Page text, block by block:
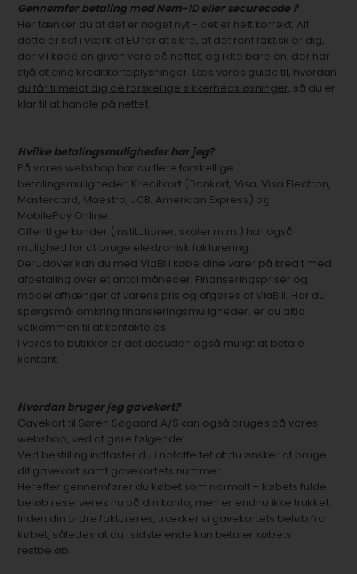
Gennemfør betaling med Nem-ID eller securecode ?
Her tænker du at det er noget nyt - det er helt korrekt. Alt
dette er sat i værk af EU for at sikre, at det rent faktisk er dig,
der vil købe en given vare på nettet, og ikke bare én, der har
stjålet dine kreditkortoplysninger. Læs vores guide til, hvordan
du får tilmeldt dig de forskellige sikkerhedsløsninger, så du er
klar til at handle på nettet.
Hvilke betalingsmuligheder har jeg?
På vores webshop har du flere forskellige
betalingsmuligheder: Kreditkort (Dankort, Visa, Visa Electron,
Mastercard, Maestro, JCB, American Express) og
MobilePay Online.
Offentlige kunder (institutioner, skoler m.m.) har også
mulighed for at bruge elektronisk fakturering.
Derudover kan du med ViaBill købe dine varer på kredit med
afbetaling over et antal måneder. Finanseringspriser og
model afhænger af varens pris og afgøres af ViaBill. Har du
spørgsmål omkring finansieringsmuligheder, er du altid
velkommen til at kontakte os.
I vores to butikker er det desuden også muligt at betale
kontant.
Hvordan bruger jeg gavekort?
Gavekort til Søren Søgaard A/S kan også bruges på vores
webshop, ved at gøre følgende:
Ved bestilling indtaster du i notatfeltet at du ønsker at bruge
dit gavekort samt gavekortets nummer.
Herefter gennemfører du købet som normalt – købets fulde
beløb reserveres nu på din konto, men er endnu ikke trukket.
Inden din ordre faktureres, trækker vi gavekortets beløb fra
købet, således at du i sidste ende kun betaler købets
restbeløb.